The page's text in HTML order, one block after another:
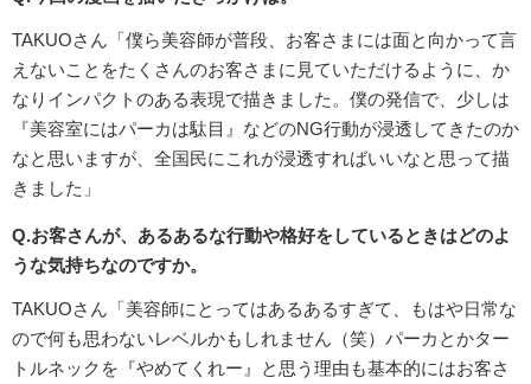
TAKUOさん「僕ら美容師が普段、お客さまには面と向かって言
えないことをたくさんのお客さまに見ていただけるように、か
なりインパクトのある表現で描きました。僕の発信で、少しは
『美容室にはパーカは駄目』などのNG行動が浸透してきたのか
なと思いますが、全国民にこれが浸透すればいいなと思って描
きました」
Q.お客さんが、あるあるな行動や格好をしているときはどのよ
うな気持ちなのですか。
TAKUOさん「美容師にとってはあるあるすぎて、もはや日常な
ので何も思わないレベルかもしれません（笑）パーカとかター
トルネックを『やめてくれー』と思う理由も基本的にはお客さ